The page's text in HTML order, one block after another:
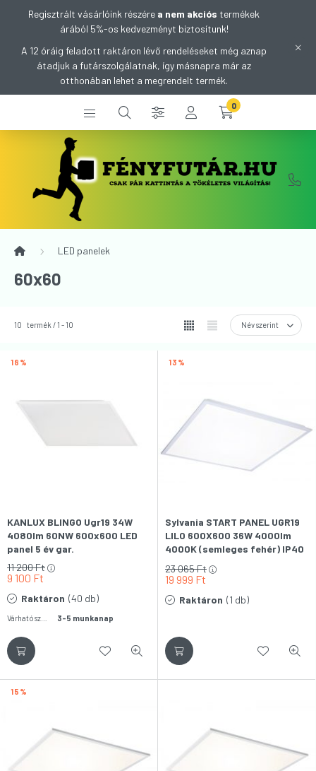
Regisztrált vásárlóink részére a nem akciós termékek
árából 5%-os kedvezményt biztosítunk!
A 12 óráig feladott raktáron lévő rendeléseket még aznap
átadjuk a futárszolgálatnak, így másnapra már az
otthonában lehet a megrendelt termék.
0
LED panelek
60x60
10 termék 1 10
18
KANLUX BLINGO Ugr19 34W
4080lm 60NW 600x600 LED
panel 5 év gar.
9 100 Ft
11 200Ft
Raktáron (40 db)
3-5 munkanap
13
Sylvania START PANEL UGR19
LILO 600X600 36W 4000lm
4000K (semleges fehér) IP40
19 999 Ft
23 065Ft
Raktáron (1 db)
15